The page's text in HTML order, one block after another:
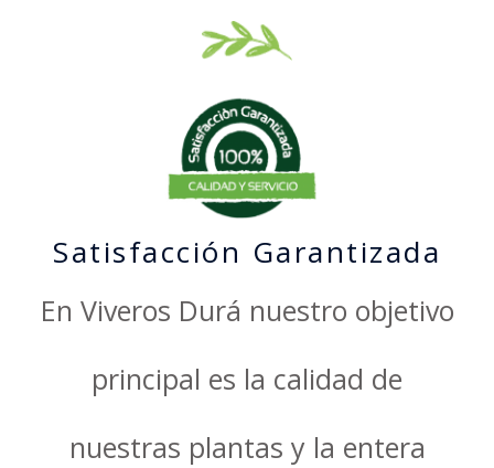
Satisfacción Garantizada
En Viveros Durá nuestro objetivo
principal es la calidad de
nuestras plantas y la entera